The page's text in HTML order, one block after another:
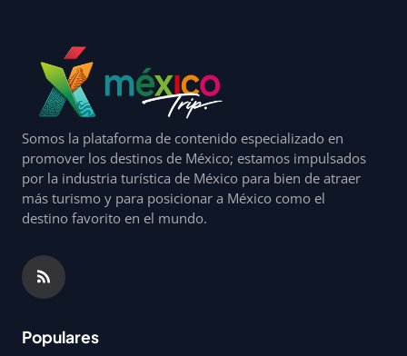
Somos la plataforma de contenido especializado en
promover los destinos de México; estamos impulsados
por la industria turística de México para bien de atraer
más turismo y para posicionar a México como el
destino favorito en el mundo.
Populares